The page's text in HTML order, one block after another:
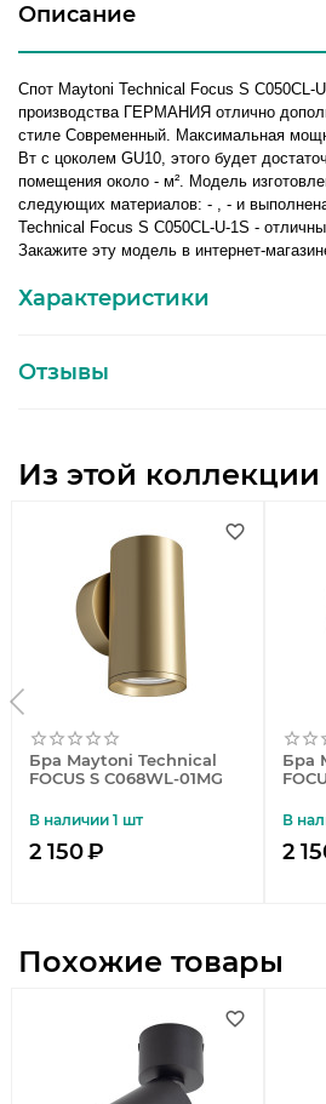
Описание
Спот Maytoni Technical Focus S C050CL-
производства ГЕРМАНИЯ отлично
стиле Современный. Максимальная
Вт с цоколем GU10, этого будет
помещения около - м². Модель
следующих материалов: - , - и
Technical Focus S C050CL-U-1S -
Закажите эту модель в интернет-
Характеристики
Отзывы
Из этой коллекции
Бра Maytoni Technical
FOCUS S C068WL-01MG
В наличии 1 шт
2 150₽
Бра
В
2
Похожие товары